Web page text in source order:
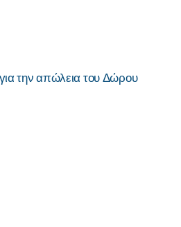
την απώλεια του Δώρου